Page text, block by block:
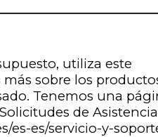
utiliza este
sobre los
Tenemos una
de
es-es/servicio-y-